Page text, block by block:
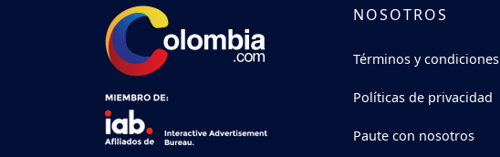
NOSOTROS
Términos y condiciones
Políticas de privacidad
Paute con nosotros